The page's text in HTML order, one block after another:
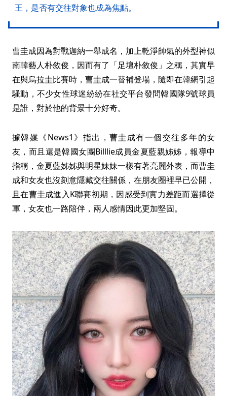
王，是否有交往對象也成為焦點。
曹圭成因為對戰迦納一舉成名，加上乾淨帥氣的外型神似
南韓藝人朴敘俊，因而有了「足壇朴敘俊」之稱，其實早
在與烏拉圭比賽時，曹圭成一替補登場，隨即在韓網引起
騷動，不少女性球迷紛紛在社交平台發問韓國隊9號球員
是誰，對於他的背景十分好奇。
據韓媒《News1》指出，曹圭成有一個交往多年的女
友，而且還是韓國女團Billlie成員金夏藍親姊姊，報導中
指稱，金夏藍姊姊與明星妹妹一樣有著亮麗外表，而曹圭
成和女友也沒刻意隱藏交往關係，在朋友圈裡早已公開，
且在曹圭成進入K聯賽初期，因感受到實力差距而選擇從
軍，女友也一路陪伴，兩人感情因此更加堅固。